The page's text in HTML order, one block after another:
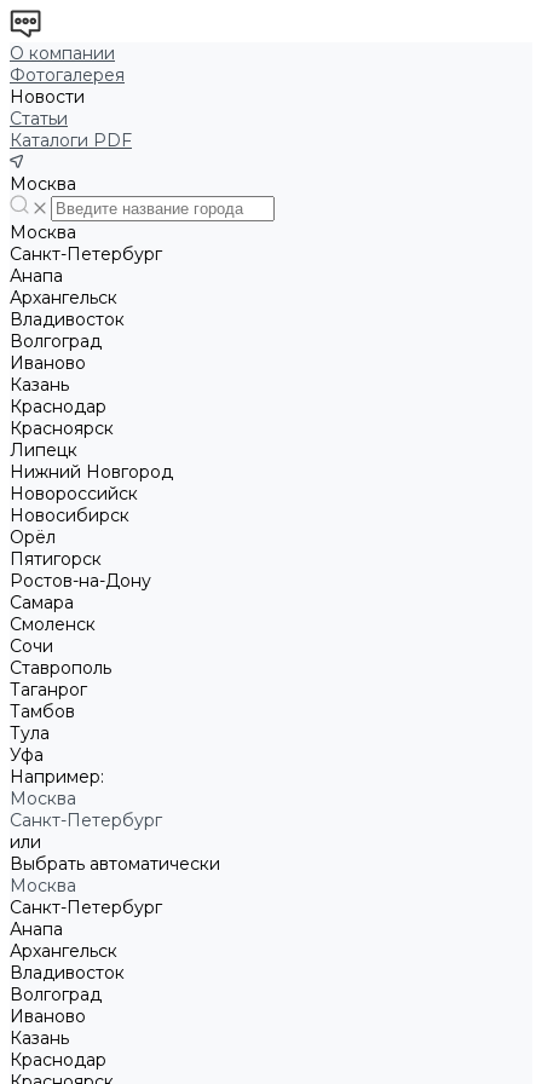
О компании
Фотогалерея
Новости
Статьи
Каталоги PDF
Москва
Москва
Санкт-Петербург
Анапа
Архангельск
Владивосток
Волгоград
Иваново
Казань
Краснодар
Красноярск
Липецк
Нижний Новгород
Новороссийск
Новосибирск
Орёл
Пятигорск
Ростов-на-Дону
Самара
Смоленск
Сочи
Ставрополь
Таганрог
Тамбов
Тула
Уфа
Например:
Москва
Санкт-Петербург
или
Выбрать автоматически
Москва
Санкт-Петербург
Анапа
Архангельск
Владивосток
Волгоград
Иваново
Казань
Краснодар